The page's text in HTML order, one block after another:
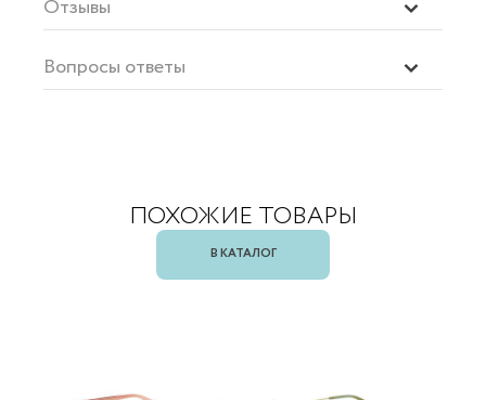
Отзывы
Вопросы ответы
ПОХОЖИЕ ТОВАРЫ
В КАТАЛОГ